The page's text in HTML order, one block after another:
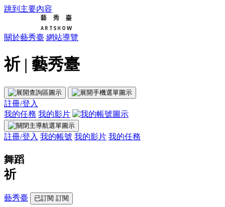
跳到主要內容
關於藝秀臺 網站導覽
祈 | 藝秀臺
註冊/登入
我的任務 我的影片
註冊/登入 我的帳號 我的影片 我的任務
舞蹈
祈
藝秀臺 已訂閱 訂閱